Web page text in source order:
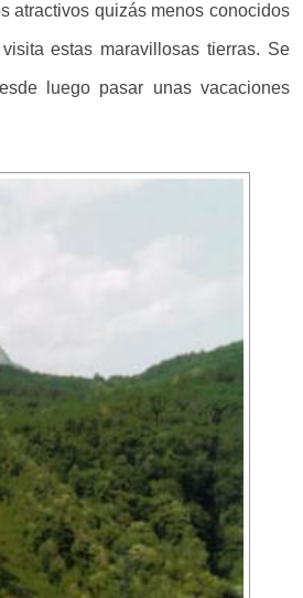
atractivos quizás menos conocidos
estas maravillosas tierras. Se
luego pasar unas vacaciones